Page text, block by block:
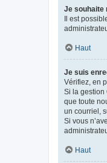
Je souhaite
Il est
Haut
Je suis
Vérifiez, en
Si la gestion
que toute
un courriel,
Si vous
Haut